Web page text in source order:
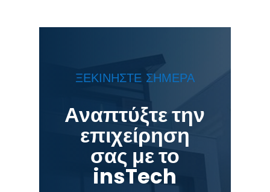
ΞΕΚΙΝΗΣΤΕ ΣΗΜΕΡΑ
Αναπτύξτε την
επιχείρηση
σας με το
insTech